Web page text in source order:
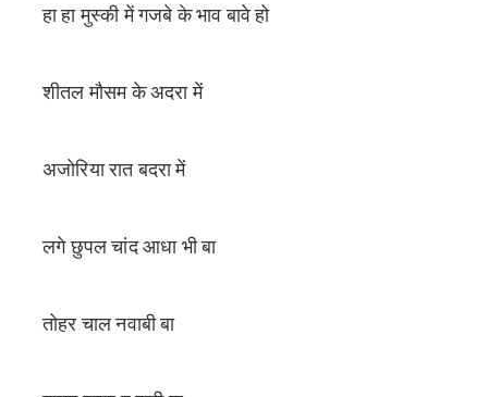
हा हा मुस्की में गजबे के भाव बावे हो
शीतल मौसम के अदरा में
अजोरिया रात बदरा में
लगे छुपल चांद आधा भी बा
तोहर चाल नवाबी बा